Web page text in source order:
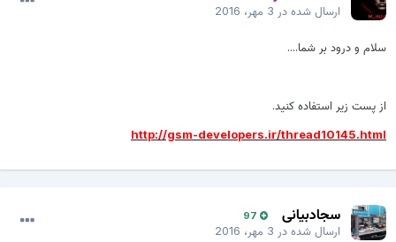
ارسال شده در3 مهر، 2016
سلام و درود بر شما....
از پست زیر استفاده کنید.
http://gsm-developers.ir/thread10145.html
سجادبیانی 97
ارسال شده در3 مهر، 2016